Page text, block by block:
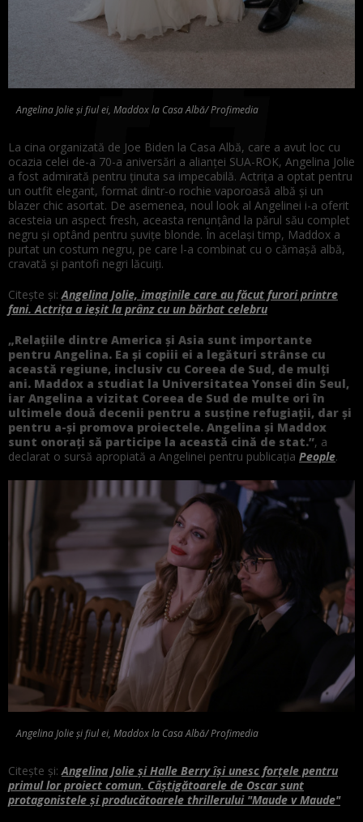
Angelina Jolie și fiul ei, Maddox la Casa Albă/ Profimedia
La cina organizată de Joe Biden la Casa Albă, care a avut loc cu
ocazia celei de-a 70-a aniversări a alianței SUA-ROK, Angelina Jolie
a fost admirată pentru ținuta sa impecabilă. Actrița a optat pentru
un outfit elegant, format dintr-o rochie vaporoasă albă și un
blazer chic asortat. De asemenea, noul look al Angelinei i-a oferit
acesteia un aspect fresh, aceasta renunțând la părul său complet
negru și optând pentru șuvițe blonde. În același timp, Maddox a
purtat un costum negru, pe care l-a combinat cu o cămașă albă,
cravată și pantofi negri lăcuiți.
Citește și:Angelina Jolie, imaginile care au făcut furori printre
fani. Actrița a ieșit la prânz cu un bărbat celebru
„Relațiile dintre America și Asia sunt importante
pentru Angelina. Ea și copiii ei a legături strânse cu
această regiune, inclusiv cu Coreea de Sud, de mulți
ani. Maddox a studiat la Universitatea Yonsei din Seul,
iar Angelina a vizitat Coreea de Sud de multe ori în
ultimele două decenii pentru a susține refugiații, dar și
pentru a-și promova proiectele. Angelina și Maddox
sunt onorați să participe la această cină de stat.”, a
declarat o sursă apropiată a Angelinei pentru publicația People.
Angelina Jolie și fiul ei, Maddox la Casa Albă/ Profimedia
Citește și: Angelina Jolie și Halle Berry își unesc forțele pentru
primul lor proiect comun. Câștigătoarele de Oscar sunt
protagonistele și producătoarele thrillerului "Maude v Maude"